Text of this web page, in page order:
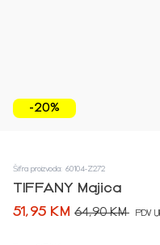
-20%
Šifra proizvoda: 60104-Z272
TIFFANY Majica
51,95 KM 64,90 KM PDV